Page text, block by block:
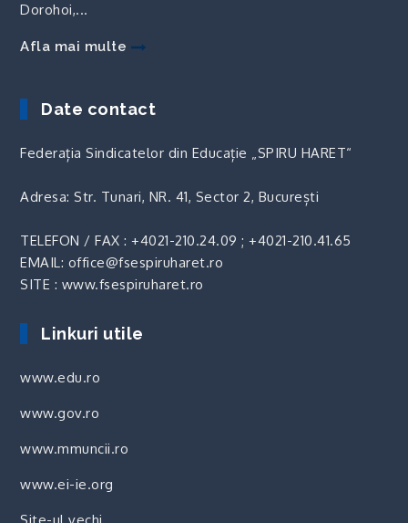
Dorohoi,...
Afla mai multe
Date contact
Federația Sindicatelor din Educație „SPIRU HARET“
Adresa: Str. Tunari, NR. 41, Sector 2, București
TELEFON / FAX :+4021-210.24.09 ;+4021-210.41.65
EMAIL: office@fsespiruharet.ro
SITE : www.fsespiruharet.ro
Linkuri utile
www.edu.ro
www.gov.ro
www.mmuncii.ro
www.ei-ie.org